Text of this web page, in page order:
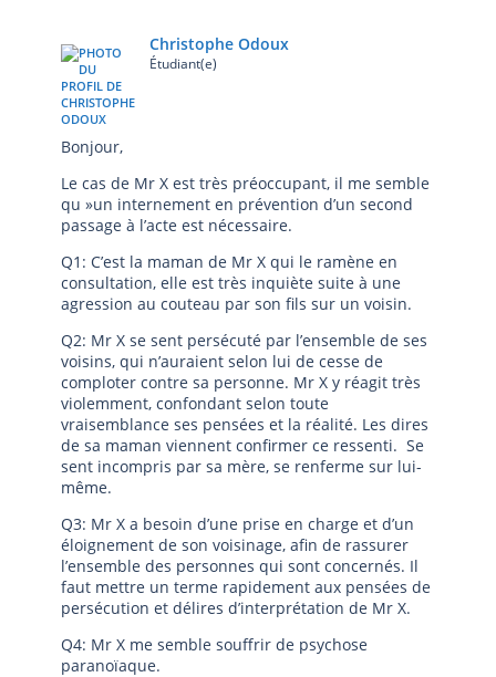
Christophe Odoux
Étudiant(e)
Bonjour,
Le cas de Mr X est très préoccupant, il me semble
qu »un internement en prévention d’un second
passage à l’acte est nécessaire.
Q1: C’est la maman de Mr X qui le ramène en
consultation, elle est très inquiète suite à une
agression au couteau par son fils sur un voisin.
Q2: Mr X se sent persécuté par l’ensemble de ses
voisins, qui n’auraient selon lui de cesse de
comploter contre sa personne. Mr X y réagit très
violemment, confondant selon toute
vraisemblance ses pensées et la réalité. Les dires
de sa maman viennent confirmer ce ressenti. Se
sent incompris par sa mère, se renferme sur lui-
même.
Q3: Mr X a besoin d’une prise en charge et d’un
éloignement de son voisinage, afin de rassurer
l’ensemble des personnes qui sont concernés. Il
faut mettre un terme rapidement aux pensées de
persécution et délires d’interprétation de Mr X.
Q4: Mr X me semble souffrir de psychose
paranoïaque.